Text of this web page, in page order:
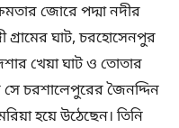
জোরে পদ্মা নদীর
গ্রামের ঘাট, চরহোসেনপুর
খেয়া ঘাট ও তোতার
সে চরশালেপুরের জৈনদ্দিন
হয়ে উঠেছেন। তিনি